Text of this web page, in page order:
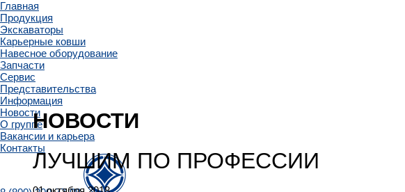
Главная
Продукция
Экскаваторы
Карьерные ковши
Навесное оборудование
Запчасти
Сервис
Представительства
Информация
Новости
О группе
Вакансии и карьера
Контакты
НОВОСТИ
ЛУЧШИМ ПО ПРОФЕССИИ